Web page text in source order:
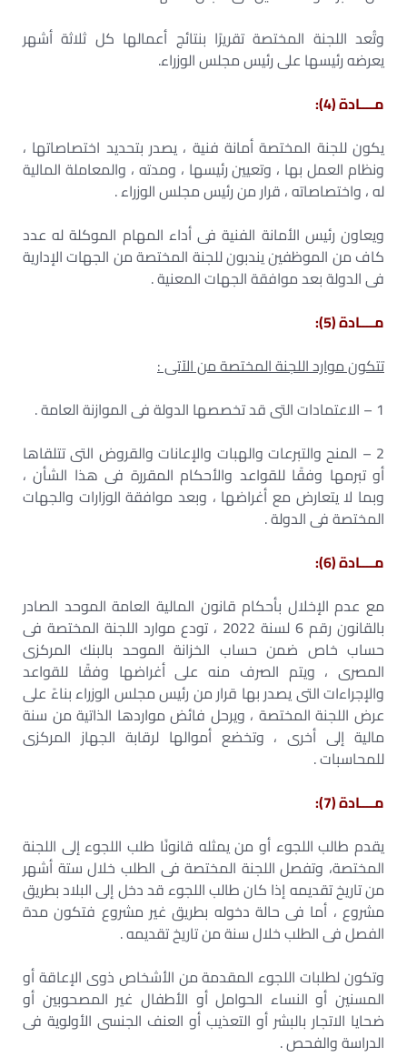
وتُعد اللجنة المختصة تقريرًا بنتائج أعمالها كل ثلاثة أشهر
يعرضه رئيسها على رئيس مجلس الوزراء.
مــــادة (4):
يكون للجنة المختصة أمانة فنية ، يصدر بتحديد اختصاصاتها ،
ونظام العمل بها ، وتعيين رئيسها ، ومدته ، والمعاملة المالية
له ، واختصاصاته ، قرار من رئيس مجلس الوزراء .
ويعاون رئيس الأمانة الفنية فى أداء المهام الموكلة له عدد
كاف من الموظفين يندبون للجنة المختصة من الجهات الإدارية
فى الدولة بعد موافقة الجهات المعنية .
مــــادة (5):
تتكون موارد اللجنة المختصة من الآتى :
1 – الاعتمادات التى قد تخصصها الدولة فى الموازنة العامة .
2 – المنح والتبرعات والهبات والإعانات والقروض التى تتلقاها
أو تبرمها وفقًا للقواعد والأحكام المقررة فى هذا الشأن ،
وبما لا يتعارض مع أغراضها ، وبعد موافقة الوزارات والجهات
المختصة فى الدولة .
مــــادة (6):
مع عدم الإخلال بأحكام قانون المالية العامة الموحد الصادر
بالقانون رقم 6 لسنة 2022 ، تودع موارد اللجنة المختصة فى
حساب خاص ضمن حساب الخزانة الموحد بالبنك المركزى
المصرى ، ويتم الصرف منه على أغراضها وفقًا للقواعد
والإجراءات التى يصدر بها قرار من رئيس مجلس الوزراء بناءً على
عرض اللجنة المختصة ، ويرحل فائض مواردها الذاتية من سنة
مالية إلى أخرى ، وتخضع أموالها لرقابة الجهاز المركزى
للمحاسبات .
مــــادة (7):
يقدم طالب اللجوء أو من يمثله قانونًا طلب اللجوء إلى اللجنة
المختصة، وتفصل اللجنة المختصة فى الطلب خلال ستة أشهر
من تاريخ تقديمه إذا كان طالب اللجوء قد دخل إلى البلاد بطريق
مشروع ، أما فى حالة دخوله بطريق غير مشروع فتكون مدة
الفصل فى الطلب خلال سنة من تاريخ تقديمه .
وتكون لطلبات اللجوء المقدمة من الأشخاص ذوى الإعاقة أو
المسنين أو النساء الحوامل أو الأطفال غير المصحوبين أو
ضحايا الاتجار بالبشر أو التعذيب أو العنف الجنسى الأولوية فى
الدراسة والفحص .